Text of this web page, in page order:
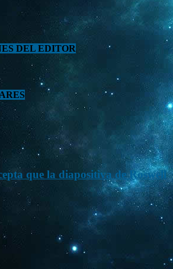
DEL EDITOR
que la diapositiva de Roswell